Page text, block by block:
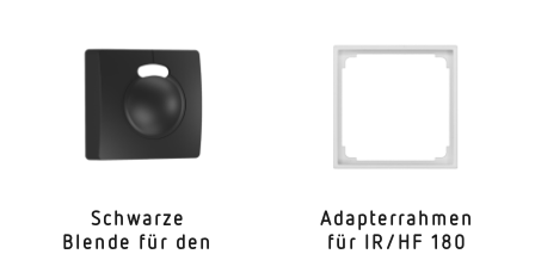
Schwarze
Blende für den
Adap­ter­rahmen
für IR/HF 180